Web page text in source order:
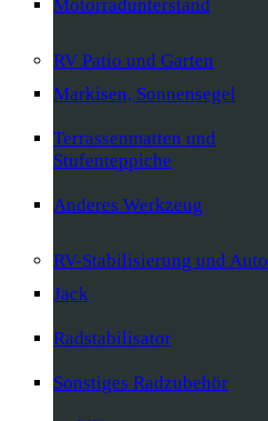
Motorradunterstand
RV Patio und Garten
Markisen, Sonnensegel
Terrassenmatten und
Stufenteppiche
Anderes Werkzeug
RV-Stabilisierung und Auto
Jack
Radstabilisator
Sonstiges Radzubehör